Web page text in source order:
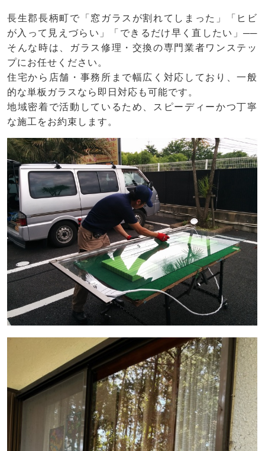
長生郡長柄町で「窓ガラスが割れてしまった」「ヒビ
が入って見えづらい」「できるだけ早く直したい」──
そんな時は、ガラス修理・交換の専門業者ワンステッ
プにお任せください。
住宅から店舗・事務所まで幅広く対応しており、一般
的な単板ガラスなら即日対応も可能です。
地域密着で活動しているため、スピーディーかつ丁寧
な施工をお約束します。